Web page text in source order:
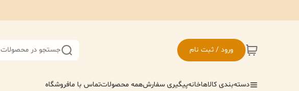
ورود / ثبت نام جستجو در محصولات
دسته‌بندی کالاهاخانهپیگیری سفارشهمه محصولاتتماس با مافروشگاه